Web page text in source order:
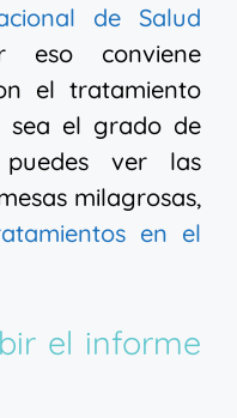
de Salud
eso conviene
el tratamiento
sea el grado de
ver las
milagrosas,
en el
el informe